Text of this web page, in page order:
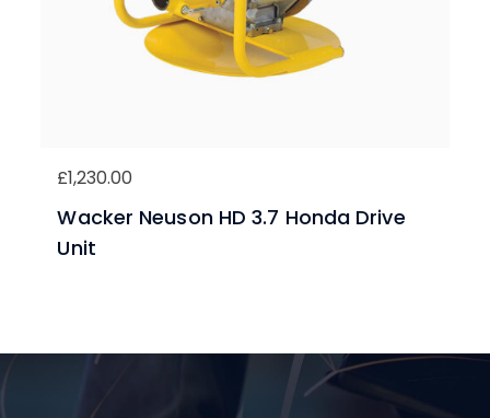
Wacker Neuson HD 3.7 Honda Drive
Unit
£1,230.00